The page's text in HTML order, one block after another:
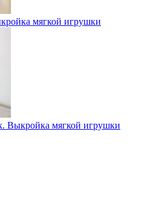
мягкой игрушки
Выкройка мягкой игрушки